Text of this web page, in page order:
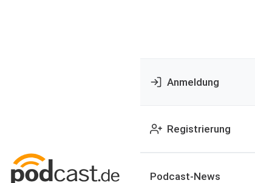
Anmeldung
Registrierung
Podcast-News